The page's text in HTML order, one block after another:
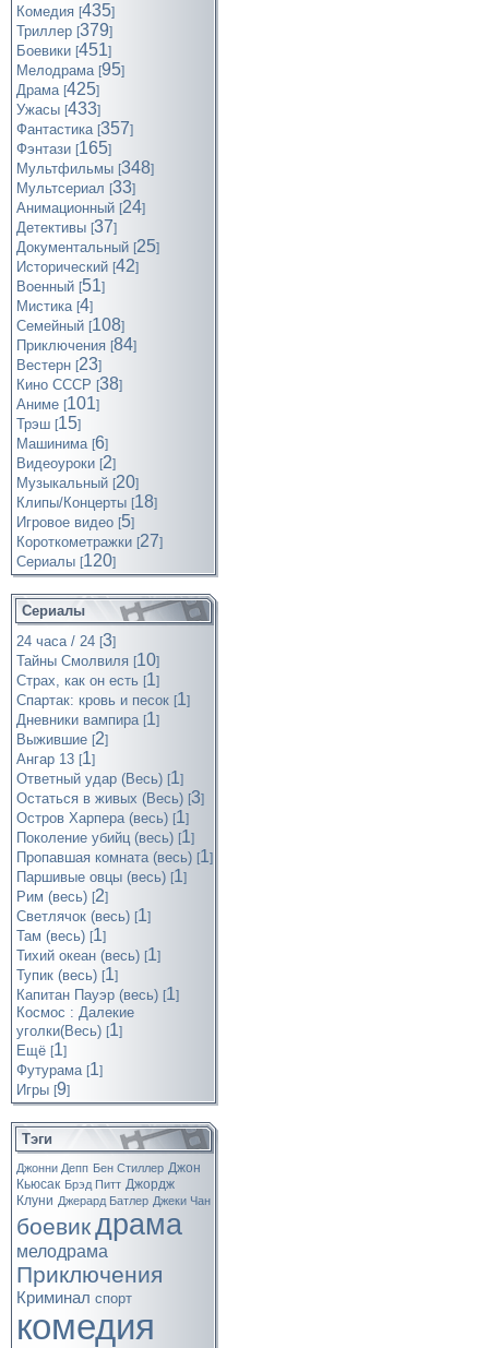
Комедия [435]
Триллер [379]
Боевики [451]
Мелодрама [95]
Драма [425]
Ужасы [433]
Фантастика [357]
Фэнтази [165]
Мультфильмы [348]
Мультсериал [33]
Анимационный [24]
Детективы [37]
Документальный [25]
Исторический [42]
Военный [51]
Мистика [4]
Семейный [108]
Приключения [84]
Вестерн [23]
Кино СССР [38]
Аниме [101]
Трэш [15]
Машинима [6]
Видеоуроки [2]
Музыкальный [20]
Клипы/Концерты [18]
Игровое видео [5]
Короткометражки [27]
Cериалы [120]
Сериалы
24 часа / 24 [3]
Тайны Смолвиля [10]
Страх, как он есть [1]
Спартак: кровь и песок [1]
Дневники вампира [1]
Выжившие [2]
Ангар 13 [1]
Ответный удар (Весь) [1]
Остаться в живых (Весь) [3]
Остров Харпера (весь) [1]
Поколение убийц (весь) [1]
Пропавшая комната (весь) [1]
Паршивые овцы (весь) [1]
Рим (весь) [2]
Светлячок (весь) [1]
Там (весь) [1]
Тихий океан (весь) [1]
Тупик (весь) [1]
Капитан Пауэр (весь) [1]
Космос : Далекие
уголки(Весь) [1]
Ещё [1]
Футурама [1]
Игры [9]
Тэги
Джонни Депп Бен Стиллер Джон
Кьюсак Брэд Питт Джордж
Клуни Джерард Батлер Джеки Чан
боевикдрама
мелодрама
Приключения
Криминал спорт
комедия